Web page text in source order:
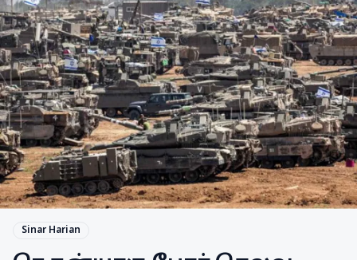
Sinar Harian